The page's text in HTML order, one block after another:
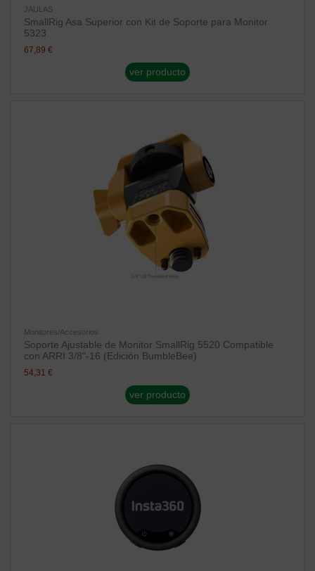
JAULAS
SmallRig Asa Superior con Kit de Soporte para Monitor
5323
67,89 €
ver producto
Monitores/Accesorios
Soporte Ajustable de Monitor SmallRig 5520 Compatible
con ARRI 3/8"-16 (Edición BumbleBee)
54,31 €
ver producto